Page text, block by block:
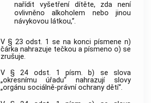
nařídit vyšetření dítěte, zda není
ovlivněno alkoholem nebo jinou
návykovou látkou,“.
V § 23 odst. 1 se na konci písmene n)
čárka nahrazuje tečkou a písmeno o) se
zrušuje.
V § 24 odst. 1 písm. b) se slova
„okresnímu úřadu“ nahrazují slovy
„orgánu sociálně-právní ochrany dětí“.